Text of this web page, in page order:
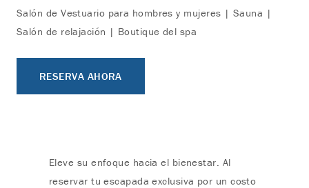
Salón de Vestuario para hombres y mujeres | Sauna |
Salón de relajación | Boutique del spa
RESERVA AHORA
Eleve su enfoque hacia el bienestar. Al
reservar tu escapada exclusiva por un costo